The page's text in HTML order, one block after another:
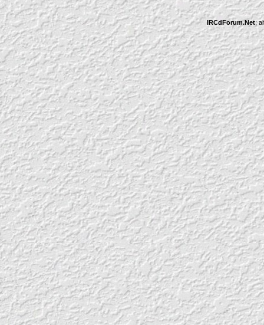
IRCdForum.Net;